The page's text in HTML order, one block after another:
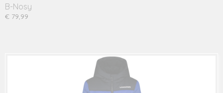
B-Nosy
€ 79,99